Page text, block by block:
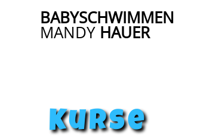
BABYSCHWIMMEN
MANDY HAUER
Kurse